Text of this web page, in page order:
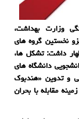
وزارت بهداشت،
نخستین گروه های
داشت: تشكل ها،
دانشگاه های
و تدوین «هندبوك
مقابله با بحران